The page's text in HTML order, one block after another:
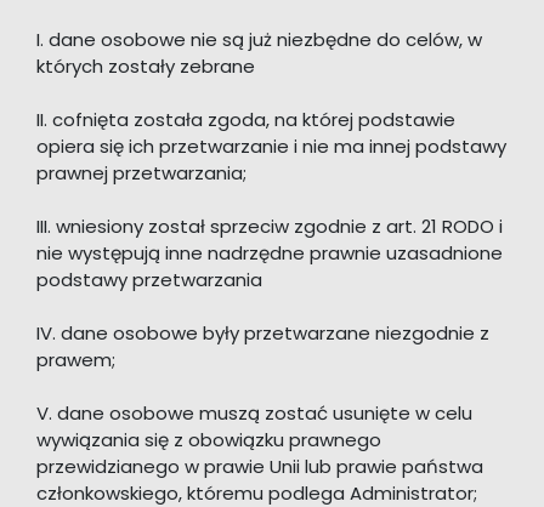
I. dane osobowe nie są już niezbędne do celów, w
których zostały zebrane
II. cofnięta została zgoda, na której podstawie
opiera się ich przetwarzanie i nie ma innej podstawy
prawnej przetwarzania;
III. wniesiony został sprzeciw zgodnie z art. 21 RODO i
nie występują inne nadrzędne prawnie uzasadnione
podstawy przetwarzania
IV. dane osobowe były przetwarzane niezgodnie z
prawem;
V. dane osobowe muszą zostać usunięte w celu
wywiązania się z obowiązku prawnego
przewidzianego w prawie Unii lub prawie państwa
członkowskiego, któremu podlega Administrator;